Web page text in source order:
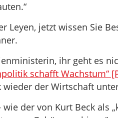
Leyen, jetzt wissen Sie
ihr geht es
schafft Wachstum“
der Wirtschaft
der von Kurt Beck als